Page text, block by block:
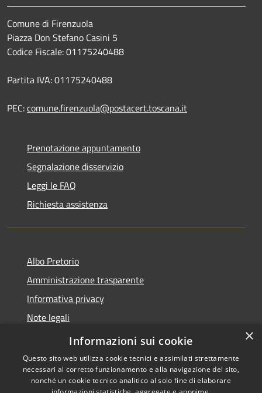
Comune di Firenzuola
Piazza Don Stefano Casini 5
Codice Fiscale: 01175240488
Partita IVA: 01175240488
PEC:comune.firenzuola@postacert.toscana.it
Prenotazione appuntamento
Segnalazione disservizio
Leggi le FAQ
Richiesta assistenza
Albo Pretorio
Amministrazione trasparente
Informativa privacy
Note legali
Dichiarazione di accessibilità
×
Informazioni sui cookie
Questo sito web utilizza cookie tecnici e assimilati strettamente
necessari al corretto funzionamento e alla navigazione del sito,
nonché un cookie tecnico analitico al solo fine di elaborare